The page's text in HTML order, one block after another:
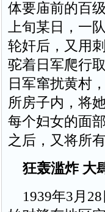
体要庙前的百
上旬某日，一
轮奸后，又用
驼着日军爬行
日军窜扰黄村
所房子内，将
每个妇女的面
之后，又将所
狂轰滥炸 大
1939年3月28